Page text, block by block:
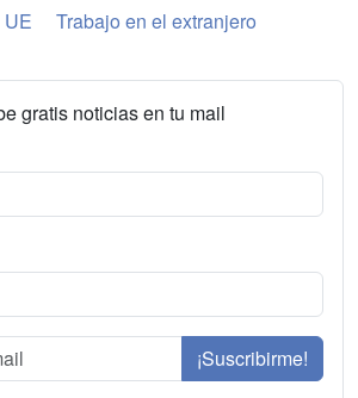
UE
Trabajo en el extranjero
gratis noticias en tu mail
¡Suscribirme!